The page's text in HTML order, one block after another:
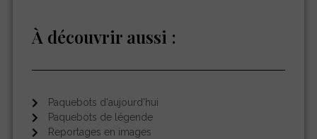
À découvrir aussi :
Paquebots d'aujourd'hui
Paquebots de légende
Reportages en images